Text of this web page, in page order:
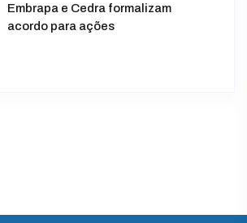
Embrapa e Cedra formalizam
acordo para ações